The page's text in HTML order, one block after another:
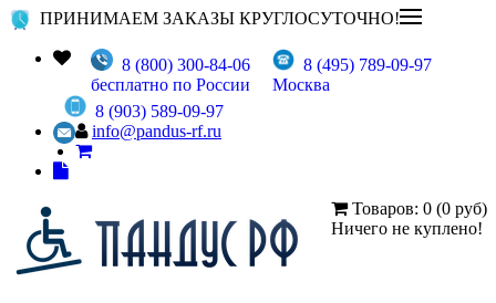
ПРИНИМАЕМ ЗАКАЗЫ КРУГЛОСУТОЧНО!
8 (800) 300-84-06
бесплатно по России
8 (495) 789-09-97
Москва
8 (903) 589-09-97
info@pandus-rf.ru
Товаров: 0 (0 руб)
Ничего не куплено!